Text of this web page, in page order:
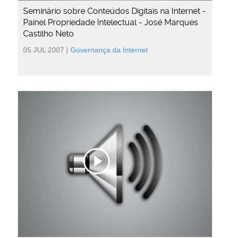
Seminário sobre Conteúdos Digitais na Internet -
Painel Propriedade Intelectual - José Marques
Castilho Neto
05 JUL 2007 | Governança da Internet